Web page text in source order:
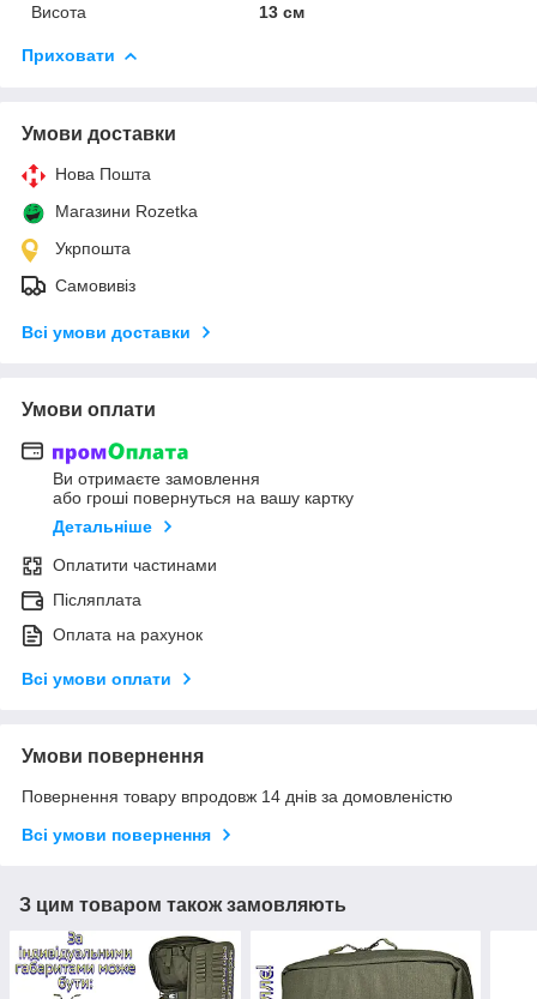
Висота
13 см
Приховати
Умови доставки
Нова Пошта
Магазини Rozetka
Укрпошта
Самовивіз
Всі умови доставки
Умови оплати
Ви отримаєте замовлення
або гроші повернуться на вашу картку
Детальніше
Оплатити частинами
Післяплата
Оплата на рахунок
Всі умови оплати
Умови повернення
Повернення товару впродовж 14 днів за домовленістю
Всі умови повернення
З цим товаром також замовляють